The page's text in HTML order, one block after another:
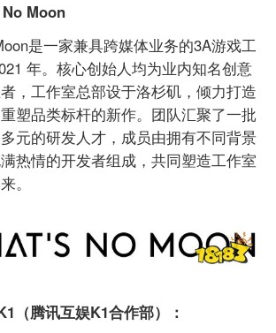
No Moon
是一家兼具跨媒体业务的3A游戏工
年。核心创始人均为业内知名创意
，工作室总部设于洛杉矶，倾力打造
塑品类标杆的新作。团队汇聚了一批
元的研发人才，成员由拥有不同背景
热情的开发者组成，共同塑造工作室
。
（腾讯互娱K1合作部）：